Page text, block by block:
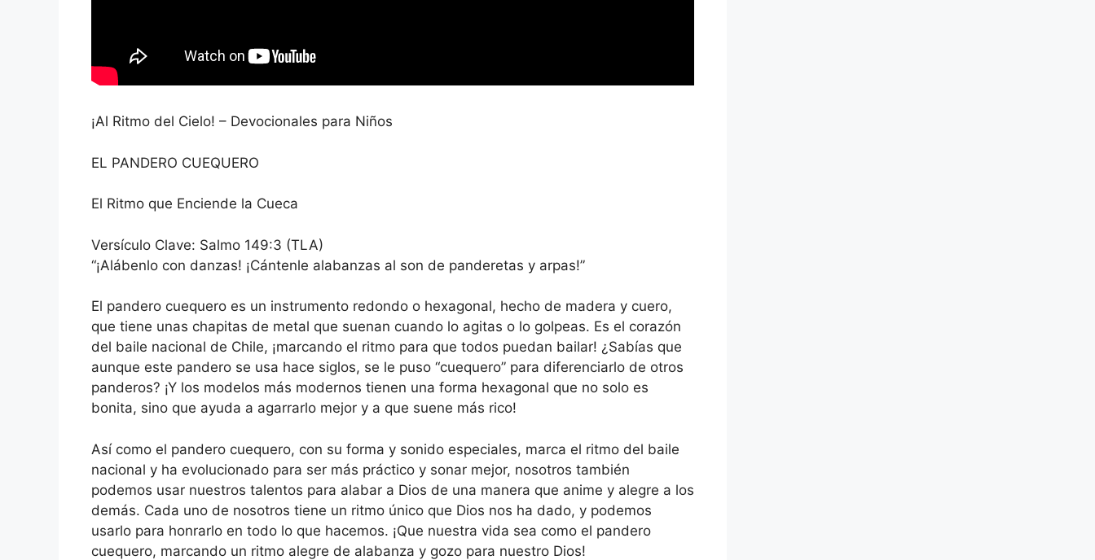
¡Al Ritmo del Cielo! – Devocionales para Niños
EL PANDERO CUEQUERO
El Ritmo que Enciende la Cueca
Versículo Clave: Salmo 149:3 (TLA)
“¡Alábenlo con danzas! ¡Cántenle alabanzas al son de panderetas y arpas!”
El pandero cuequero es un instrumento redondo o hexagonal, hecho de madera y cuero,
que tiene unas chapitas de metal que suenan cuando lo agitas o lo golpeas. Es el corazón
del baile nacional de Chile, ¡marcando el ritmo para que todos puedan bailar! ¿Sabías que
aunque este pandero se usa hace siglos, se le puso “cuequero” para diferenciarlo de otros
panderos? ¡Y los modelos más modernos tienen una forma hexagonal que no solo es
bonita, sino que ayuda a agarrarlo mejor y a que suene más rico!
Así como el pandero cuequero, con su forma y sonido especiales, marca el ritmo del baile
nacional y ha evolucionado para ser más práctico y sonar mejor, nosotros también
podemos usar nuestros talentos para alabar a Dios de una manera que anime y alegre a los
demás. Cada uno de nosotros tiene un ritmo único que Dios nos ha dado, y podemos
usarlo para honrarlo en todo lo que hacemos. ¡Que nuestra vida sea como el pandero
cuequero, marcando un ritmo alegre de alabanza y gozo para nuestro Dios!